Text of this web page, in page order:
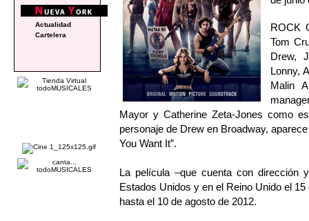
ROCK
Tom
Drew,
Lonny,
Malin
Mayor y Catherine Zeta-Jones como
personaje de Drew en Broadway,
You Want It”.
La película –que cuenta con dirección
Estados Unidos y en el Reino Unido el
hasta el 10 de agosto de 2012.
Actualidad
Cartelera